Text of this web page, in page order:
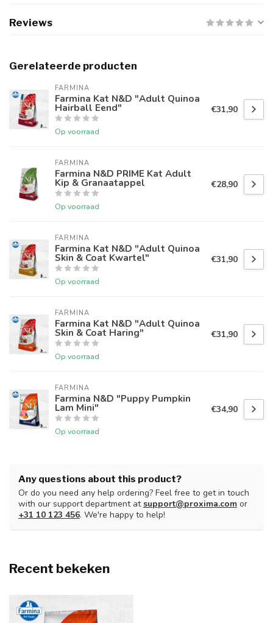
Reviews
Gerelateerde producten
FARMINA
Farmina Kat N&D "Adult Quinoa
Hairball Eend"
Op voorraad
€31,90
FARMINA
Farmina N&D PRIME Kat Adult
Kip & Granaatappel
Op voorraad
€28,90
FARMINA
Farmina Kat N&D "Adult Quinoa
Skin & Coat Kwartel"
Op voorraad
€31,90
FARMINA
Farmina Kat N&D "Adult Quinoa
Skin & Coat Haring"
Op voorraad
€31,90
FARMINA
Farmina N&D "Puppy Pumpkin
Lam Mini"
Op voorraad
€34,90
Any questions about this product?
Or do you need any help ordering? Feel free to get in touch
with our support department atsupport@proxima.com or
+31 10 123 456. We're happy to help!
Recent bekeken